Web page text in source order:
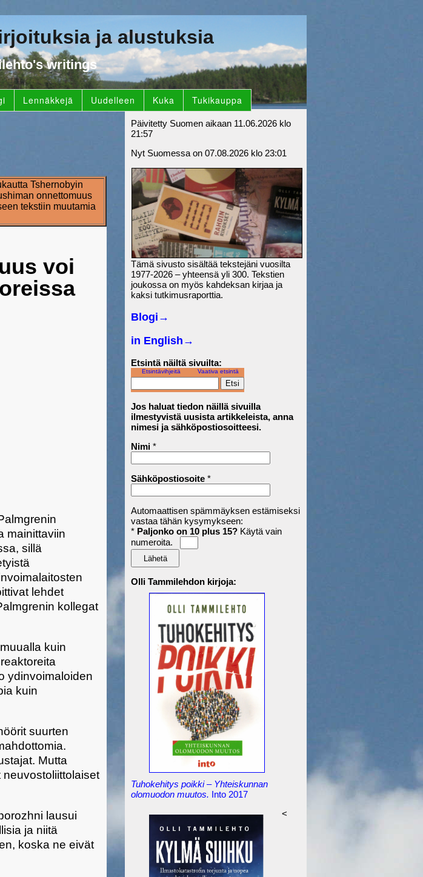
ja alustuksia
writings
Lennäkkejä Uudelleen Kuka Tukikauppa
Päivitetty Suomen aikaan 11.06.2026 klo
21:57
Nyt Suomessa on 07.08.2026 klo 23:01
Tämä sivusto sisältää tekstejäni vuosilta
1977-2026 – yhteensä yli 300. Tekstien
joukossa on myös kahdeksan kirjaa ja
kaksi tutkimusraporttia.
Blogi→
in English →
Etsintä näiltä sivuilta:
Etsintävihjeitä Vaativa etsintä
Jos haluat tiedon näillä sivuilla
ilmestyvistä uusista artikkeleista, anna
nimesi ja sähköpostiosoitteesi.
Nimi *
Sähköpostiosoite *
Automaattisen spämmäyksen estämiseksi
vastaa tähän kysymykseen:
* Paljonko on 10 plus 15? Käytä vain
numeroita.
Olli Tammilehdon kirjoja:
Tuhokehitys poikki – Yhteiskunnan
olomuodon muutos. Into 2017
<
Tshernobyin
onnettomuus
tekstiin muutamia
voi
mainittaviin
sillä
lehdet
kollegat
kuin
ydinvoimaloiden
kuin
suurten
Mutta
lausui
ja niitä
koska ne eivät